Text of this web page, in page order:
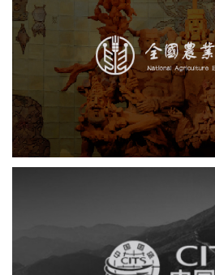
农业展
展览馆 文化艺术 智慧展
中国国